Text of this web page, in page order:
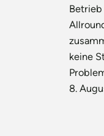
keine
8.